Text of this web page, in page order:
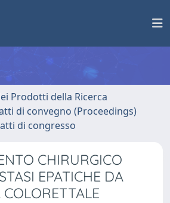
Prodotti della Ricerca
di convegno (Proceedings)
di congresso
CHIRURGICO
EPATICHE DA